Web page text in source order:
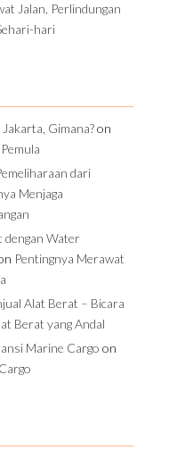
Jalan, Perlindungan
hari
Gimana?on
dari
Menjaga
dengan Water
Pentingnya Merawat
Alat Berat – Bicara
Berat yang Andal
Marine Cargo on